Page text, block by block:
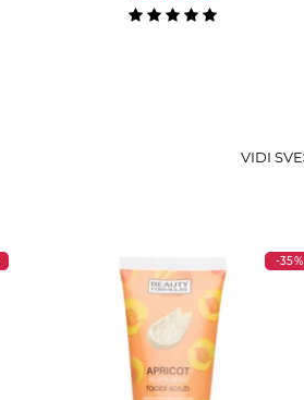
VIDI SVE
-35%